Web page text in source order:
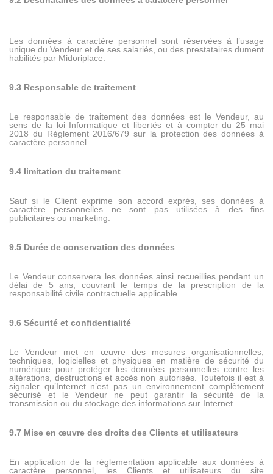
Les données à caractère personnel sont réservées à l’usage
unique du Vendeur et de ses salariés, ou des prestataires dument
habilités par Midoriplace.
9.3 Responsable de traitement
Le responsable de traitement des données est le Vendeur, au
sens de la loi Informatique et libertés et à compter du 25 mai
2018 du Règlement 2016/679 sur la protection des données à
caractère personnel.
9.4 limitation du traitement
Sauf si le Client exprime son accord exprès, ses données à
caractère personnelles ne sont pas utilisées à des fins
publicitaires ou marketing.
9.5 Durée de conservation des données
Le Vendeur conservera les données ainsi recueillies pendant un
délai de 5 ans, couvrant le temps de la prescription de la
responsabilité civile contractuelle applicable.
9.6 Sécurité et confidentialité
Le Vendeur met en œuvre des mesures organisationnelles,
techniques, logicielles et physiques en matière de sécurité du
numérique pour protéger les données personnelles contre les
altérations, destructions et accès non autorisés. Toutefois il est à
signaler qu’Internet n’est pas un environnement complètement
sécurisé et le Vendeur ne peut garantir la sécurité de la
transmission ou du stockage des informations sur Internet.
9.7 Mise en œuvre des droits des Clients et utilisateurs
En application de la règlementation applicable aux données à
caractère personnel, les Clients et utilisateurs du site